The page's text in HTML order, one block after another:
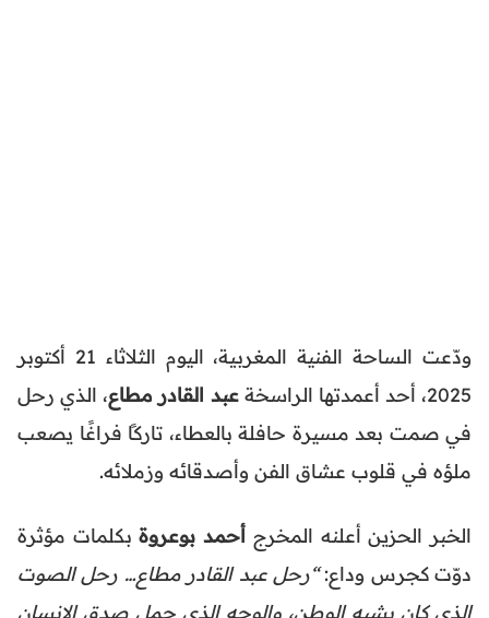
ودّعت الساحة الفنية المغربية، اليوم الثلاثاء 21 أكتوبر
2025، أحد أعمدتها الراسخة
عبد القادر مطاع، الذي رحل
في صمت بعد مسيرة حافلة بالعطاء، تاركًا فراغًا يصعب
ملؤه في قلوب عشاق الفن وأصدقائه وزملائه.
الخبر الحزين أعلنه المخرج أحمد بوعروةبكلمات مؤثرة
دوّت كجرس وداع:“رحل عبد القادر مطاع… رحل الصوت
الذي كان يشبه الوطن، والوجه الذي حمل صدق الإنسان